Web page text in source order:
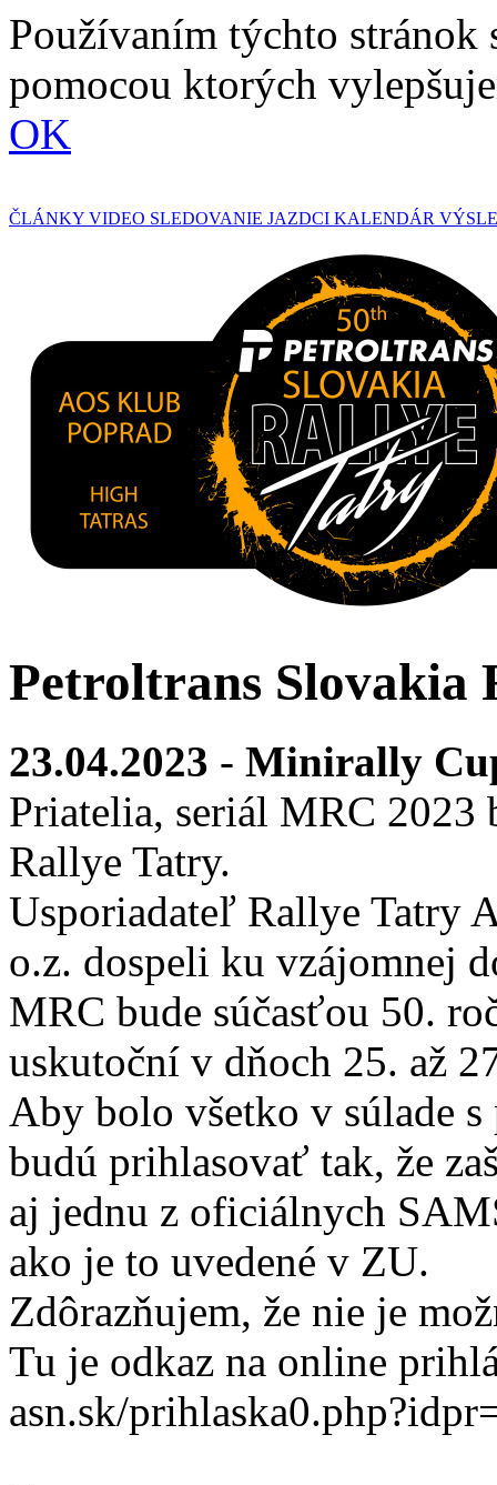
Používaním týchto stránok
pomocou ktorých
OK
ČLÁNKY VIDEO SLEDOVANIE JAZDCI KALENDÁR
Petroltrans Slovakia
23.04.2023 - Minirally
Priatelia, seriál MRC 2023
Rallye Tatry.
Usporiadateľ Rallye Tatry
o.z. dospeli ku vzájomnej
MRC bude súčasťou 50.
uskutoční v dňoch 25. až
Aby bolo všetko v súlade
budú prihlasovať tak, že
aj jednu z oficiálnych
ako je to uvedené v ZU.
Zdôrazňujem, že nie je
Tu je odkaz na online
asn.sk/